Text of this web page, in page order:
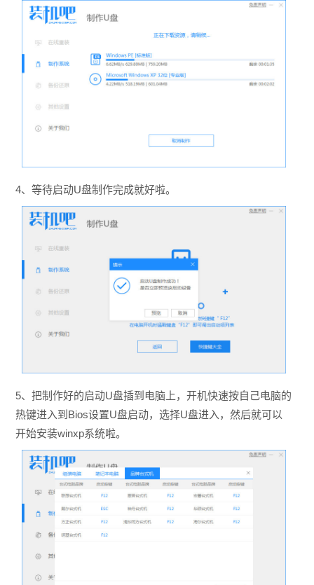
4、等待启动U盘制作完成就好啦。
5、把制作好的启动U盘插到电脑上，开机快速按自己电脑的
热键进入到Bios设置U盘启动，选择U盘进入，然后就可以
开始安装winxp系统啦。